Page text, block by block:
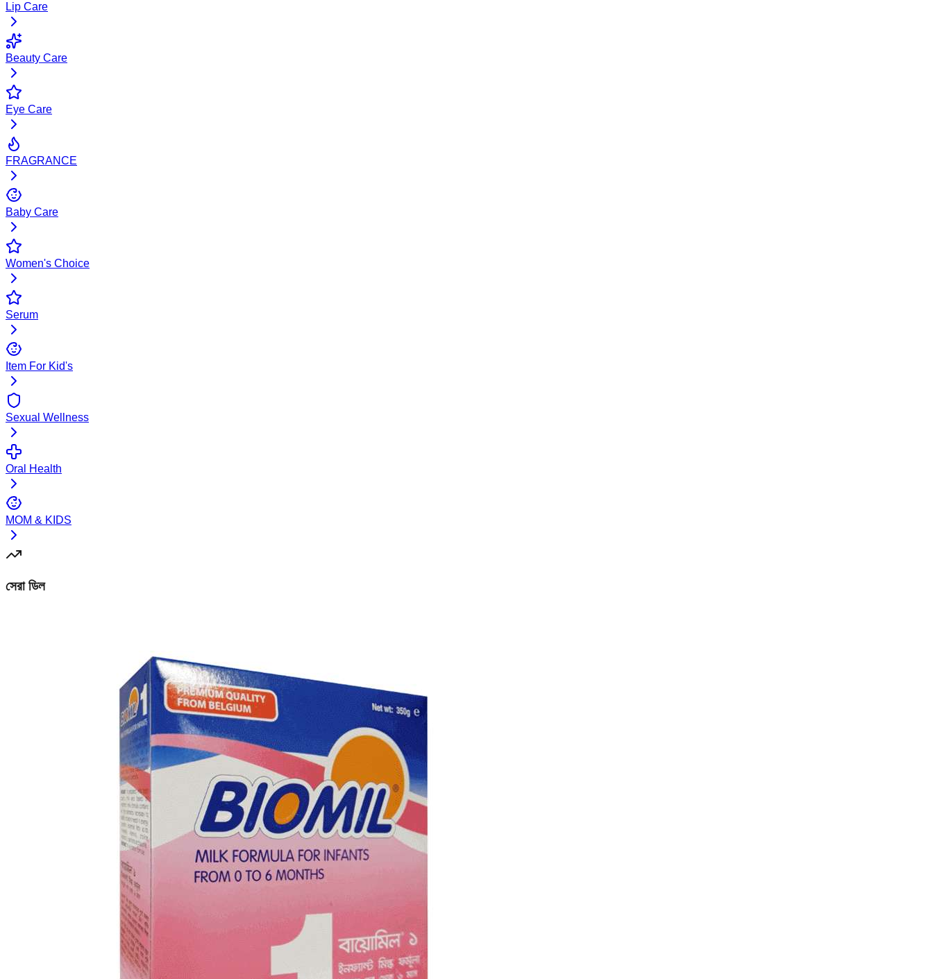
Lip Care
Beauty Care
Eye Care
FRAGRANCE
Baby Care
Women's Choice
Serum
Item For Kid's
Sexual Wellness
Oral Health
MOM & KIDS
সেরা ডিল